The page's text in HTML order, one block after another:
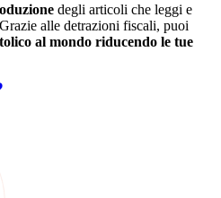
degli articoli che leggi e
alle detrazioni fiscali, puoi
al mondo riducendo le tue